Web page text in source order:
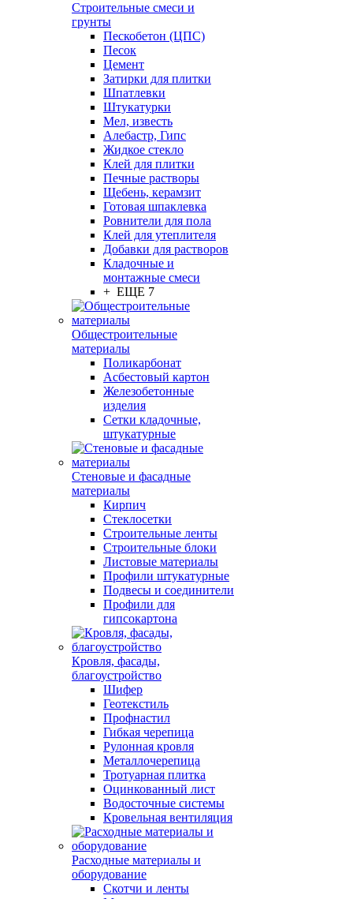
Строительные смеси и
грунты
Пескобетон (ЦПС)
Песок
Цемент
Затирки для плитки
Шпатлевки
Штукатурки
Мел, известь
Алебастр, Гипс
Жидкое стекло
Клей для плитки
Печные растворы
Щебень, керамзит
Готовая шпаклевка
Ровнители для пола
Клей для утеплителя
Добавки для растворов
Кладочные и
монтажные смеси
+ ЕЩЕ 7
Общестроительные
материалы
Поликарбонат
Асбестовый картон
Железобетонные
изделия
Сетки кладочные,
штукатурные
Стеновые и фасадные
материалы
Кирпич
Стеклосетки
Строительные ленты
Строительные блоки
Листовые материалы
Профили штукатурные
Подвесы и соединители
Профили для
гипсокартона
Кровля, фасады,
благоустройство
Шифер
Геотекстиль
Профнастил
Гибкая черепица
Рулонная кровля
Металлочерепица
Тротуарная плитка
Оцинкованный лист
Водосточные системы
Кровельная вентиляция
Расходные материалы и
оборудование
Скотчи и ленты